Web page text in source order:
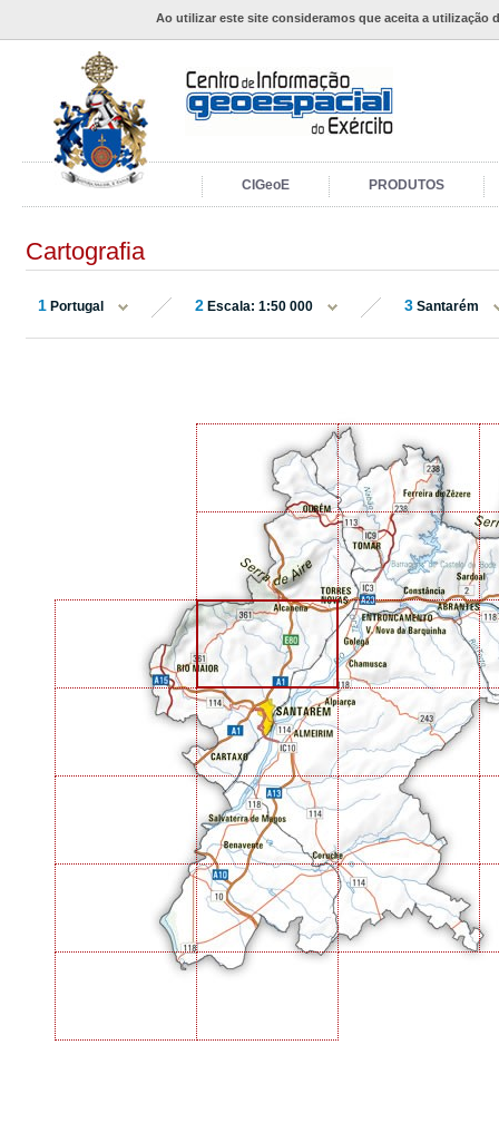
Ao utilizar este site consideramos que aceita a utilização
CIGeoE PRODUTOS
Cartografia
1 Portugal 2 Escala: 1:50 000 3 Santarém